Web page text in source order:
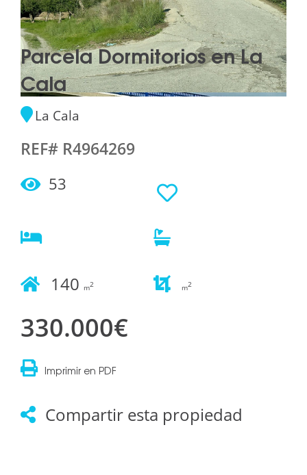
Parcela Dormitorios en La
Cala
La Cala
REF# R4964269
53
140 m2 m2
330.000€
Imprimir en PDF
Compartir esta propiedad